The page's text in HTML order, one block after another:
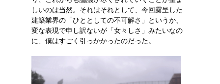
しいのは当然。それはそれとして、今回露呈した
建築業界の「ひととしての不可解さ」というか、
変な表現で申し訳ないが「女々しさ」みたいなの
に、僕はすごく引っかかったのだった。